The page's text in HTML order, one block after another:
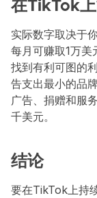
在TikTok
实际数字取决于
每月可赚取1万
找到有利可图的
告支出最小的品
广告、捐赠和服
千美元。
结论
要在TikTok上持